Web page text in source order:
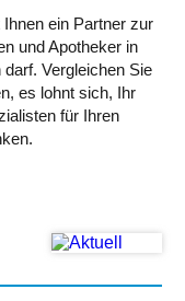
ein Partner zur
und Apotheker in
Vergleichen Sie
es lohnt sich, Ihr
für Ihren